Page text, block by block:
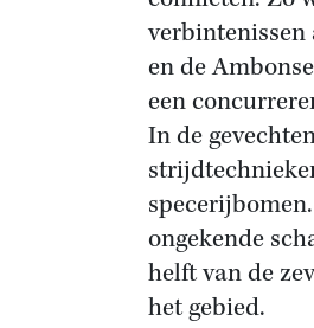
verbintenissen
en de
een
In de
ongekende
helft van de
het gebied.